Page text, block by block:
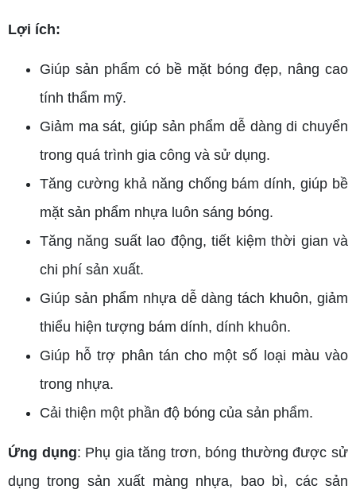
Lợi ích:
Giúp sản phẩm có bề mặt bóng đẹp, nâng cao
tính thẩm mỹ.
Giảm ma sát, giúp sản phẩm dễ dàng di chuyển
trong quá trình gia công và sử dụng.
Tăng cường khả năng chống bám dính, giúp bề
mặt sản phẩm nhựa luôn sáng bóng.
Tăng năng suất lao động, tiết kiệm thời gian và
chi phí sản xuất.
Giúp sản phẩm nhựa dễ dàng tách khuôn, giảm
thiểu hiện tượng bám dính, dính khuôn.
Giúp hỗ trợ phân tán cho một số loại màu vào
trong nhựa.
Cải thiện một phần độ bóng của sản phẩm.
Ứng dụng: Phụ gia tăng trơn, bóng thường được sử
dụng trong sản xuất màng nhựa, bao bì, các sản